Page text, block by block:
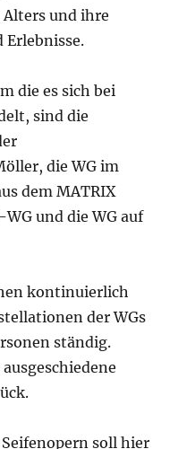
und ihre
Erlebnisse.
die es sich bei
sind die
die WG im
dem MATRIX
und die WG auf
kontinuierlich
der WGs
ständig.
soll hier